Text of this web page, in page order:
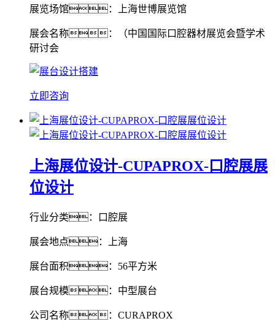
展览场馆：上海世博展览馆
展会名称：（中国国际口腔器材展览会暨学术
研讨会
立即咨询
上海展位设计-CUPAPROX-口腔展展
位设计
行业分类：口腔展
展会地点：上海
展台面积：56平方米
展台规模：中型展台
公司名称：CURAPROX